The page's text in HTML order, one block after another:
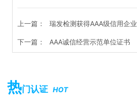
上一篇： 瑞发检测获得AAA级信用企业
下一篇： AAA诚信经营示范单位证书
热门认证 HOT